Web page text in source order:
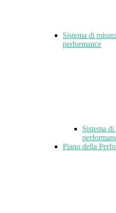
Sistema di
performance
Sistema
Piano della